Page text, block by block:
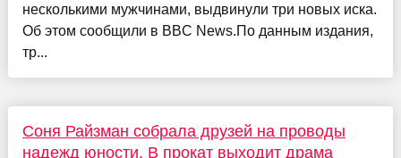
несколькими мужчинами, выдвинули три новых иска.
Об этом сообщили в BBC News.По данным издания,
тр...
Соня Райзман собрала друзей на проводы
надежд юности. В прокат выходит драма